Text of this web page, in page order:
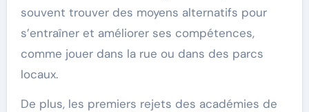
souvent trouver des moyens alternatifs pour
s’entraîner et améliorer ses compétences,
comme jouer dans la rue ou dans des parcs
locaux.
De plus, les premiers rejets des académies de